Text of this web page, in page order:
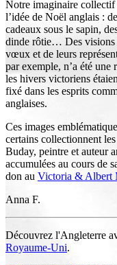
Notre imaginaire collectif
l’idée de Noël anglais :
cadeaux sous le sapin,
dinde rôtie… Des visions
vœux et de leurs
par exemple, n’a été une
les hivers victoriens
fixé dans les esprits
anglaises.
Ces images
certains collectionnent
Buday, peintre et auteur
accumulées au cours de
don au Victoria & Albert
Anna F.
Découvrez l'Angleterre
Royaume-Uni.